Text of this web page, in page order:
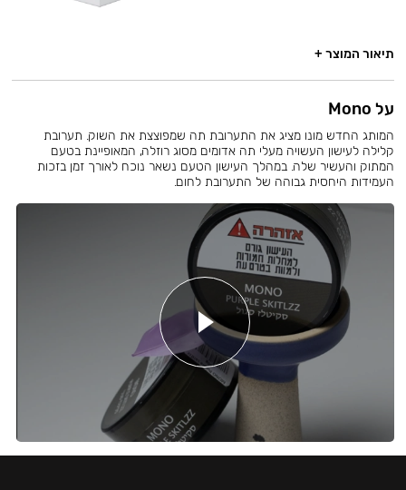
תיאור המוצר +
על Mono
המותג החדש מונו מציג את התערובת תה שמפוצצת את השוק. תערובת
קלילה לעישון העשויה מעלי תה אדומים מסוג רוזלה, המאופיינת בטעם
המתוק והעשיר שלה. במהלך העישון הטעם נשאר נוכח לאורך זמן בזכות
העמידות היחסית גבוהה של התערובת לחום.